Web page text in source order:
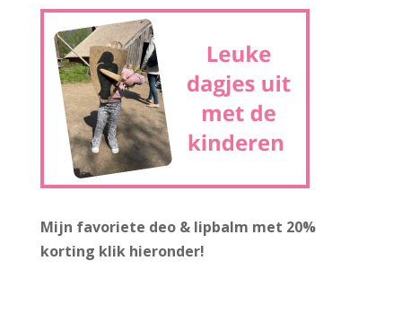
Mijn favoriete deo & lipbalm met 20%
korting klik hieronder!